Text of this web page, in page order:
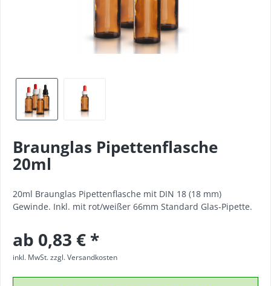
Braunglas Pipettenflasche
20ml
20ml Braunglas Pipettenflasche mit DIN 18 (18 mm)
Gewinde. Inkl. mit rot/weißer 66mm Standard Glas-Pipette.
ab 0,83 € *
inkl. MwSt.zzgl. Versandkosten